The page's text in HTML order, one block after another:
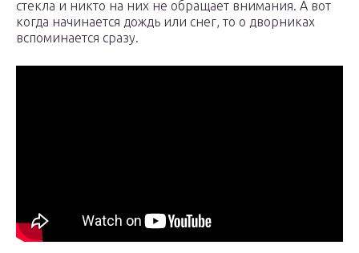
стекла и никто на них не обращает внимания. А вот
когда начинается дождь или снег, то о дворниках
вспоминается сразу.